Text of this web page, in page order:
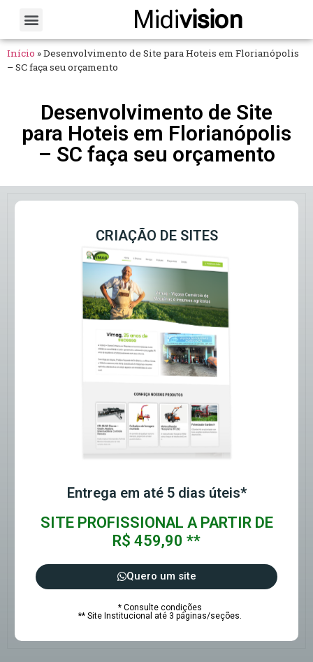
Midivision
Início »Desenvolvimento de Site para Hoteis em Florianópolis
– SC faça seu orçamento
Desenvolvimento de Site
para Hoteis em Florianópolis
– SC faça seu orçamento
CRIAÇÃO DE SITES
Entrega em até 5 dias úteis*
SITE PROFISSIONAL A PARTIR DE
R$ 459,90 **
Quero um site
* Consulte condições
** Site Institucional até 3 páginas/seções.